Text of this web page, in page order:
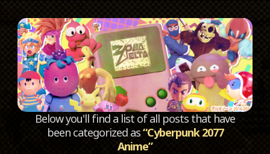
Below you'll find a list of all posts that have
been categorized as“Cyberpunk 2077
Anime”